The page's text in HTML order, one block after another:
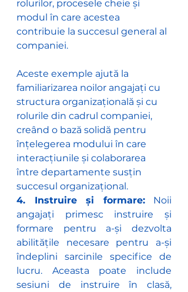
rolurilor, procesele cheie și
modul în care acestea
contribuie la succesul general al
companiei.
Aceste exemple ajută la
familiarizarea noilor angajați cu
structura organizațională și cu
rolurile din cadrul companiei,
creând o bază solidă pentru
înțelegerea modului în care
interacțiunile și colaborarea
între departamente susțin
succesul organizațional.
4. Instruire și formare: Noii
angajați primesc instruire și
formare pentru a-și dezvolta
abilitățile necesare pentru a-și
îndeplini sarcinile specifice de
lucru. Aceasta poate include
sesiuni de instruire în clasă,